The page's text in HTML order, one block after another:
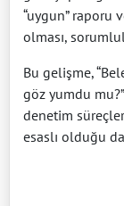
“uygun” raporu
olması,
Bu gelişme,
göz yumdu
denetim
esaslı olduğu